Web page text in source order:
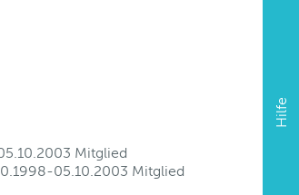
Hilfe
Mitglied
05.10.2003 Mitglied